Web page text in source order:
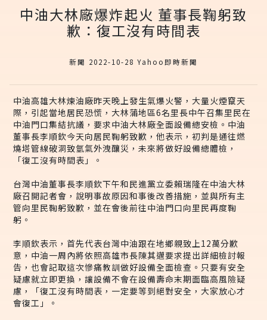
中油大林廠爆炸起火 董事長鞠躬致
歉：復工沒有時間表
新聞 2022-10-28 Yahoo即時新聞
中油高雄大林煉油廠昨天晚上發生氣爆火警，大量火煙竄天
際，引起當地居民恐慌，大林蒲地區6名里長中午召集里民在
中油門口集結抗議，要求中油大林廠全面設備總安檢。中油
董事長李順欽今天向居民鞠躬致歉，他表示，初判是通往燃
燒塔管線破洞致氫氣外洩釀災，未來將做好設備總體檢，
「復工沒有時間表」。
台灣中油董事長李順欽下午和民進黨立委賴瑞隆在中油大林
廠召開記者會，說明事故原因和事後改善措施，並與所有主
管向里民鞠躬致歉，並在會後前往中油門口向里民再度鞠
躬。
李順欽表示，首先代表台灣中油跟在地鄉親致上12萬分歉
意，中油一周內將依照高雄市長陳其邁要求提出詳細檢討報
告，也會記取這次慘痛教訓做好設備全面檢查。只要有安全
疑慮就立即更換，讓設備不會在設備壽命末期面臨高風險疑
慮，「復工沒有時間表，一定要等到絕對安全，大家放心才
會復工」。